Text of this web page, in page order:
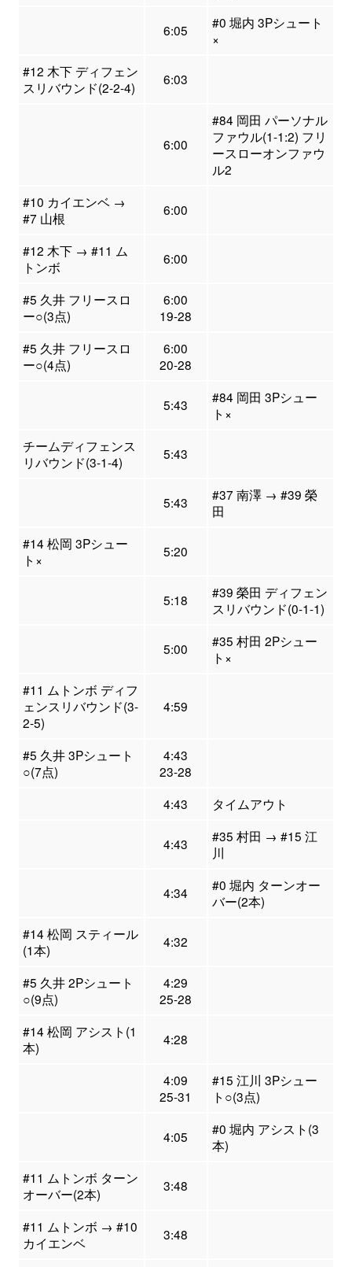
6:05
#0 堀内 3Pシュート
×
#12 木下 ディフェン
スリバウンド(2-2-4)
6:03
6:00
#84 岡田 パーソナル
ファウル(1-1:2) フリ
ースローオンファウ
ル2
#10 カイエンベ →
#7 山根
6:00
#12 木下 → #11 ム
トンボ
6:00
#5 久井 フリースロ
ー○(3点)
6:00
19-28
#5 久井 フリースロ
ー○(4点)
6:00
20-28
5:43
#84 岡田 3Pシュー
ト×
チームディフェンス
リバウンド(3-1-4)
5:43
5:43
#37 南澤 → #39 榮
田
#14 松岡 3Pシュー
ト×
5:20
5:18
#39 榮田 ディフェン
スリバウンド(0-1-1)
5:00
#35 村田 2Pシュー
ト×
#11 ムトンボ ディフ
ェンスリバウンド(3-
2-5)
4:59
#5 久井 3Pシュート
○(7点)
4:43
23-28
4:43
タイムアウト
4:43
#35 村田 → #15 江
川
4:34
#0 堀内 ターンオー
バー(2本)
#14 松岡 スティール
(1本)
4:32
#5 久井 2Pシュート
○(9点)
4:29
25-28
#14 松岡 アシスト(1
本)
4:28
4:09
25-31
#15 江川 3Pシュー
ト○(3点)
4:05
#0 堀内 アシスト(3
本)
#11 ムトンボ ターン
オーバー(2本)
3:48
#11 ムトンボ → #10
カイエンベ
3:48